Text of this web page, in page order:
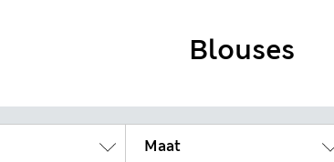
Blouses
Maat